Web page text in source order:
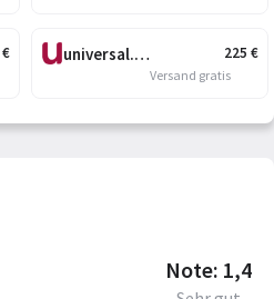
€ 225 €
universal.at
Versand gratis
Note: 1,4